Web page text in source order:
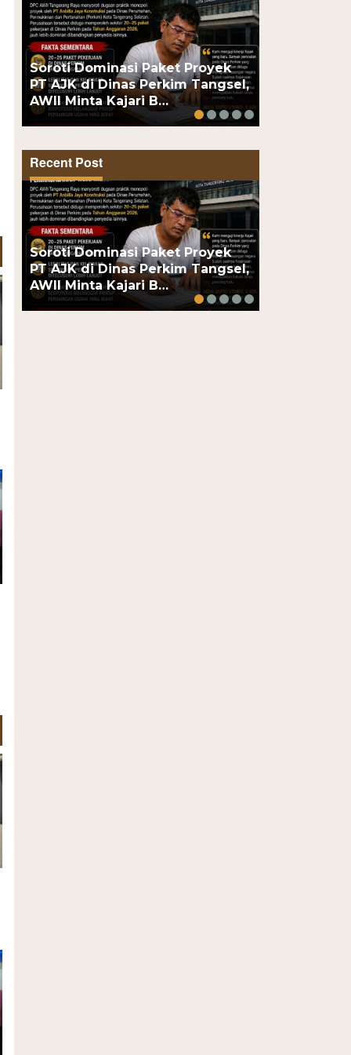
Soroti Dominasi Paket Proyek
PT AJK di Dinas Perkim Tangsel,
AWII Minta Kajari B…
Recent Post
Soroti Dominasi Paket Proyek
PT AJK di Dinas Perkim Tangsel,
AWII Minta Kajari B…